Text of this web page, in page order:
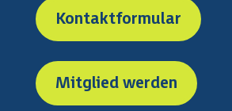
Kontaktformular
Mitglied werden